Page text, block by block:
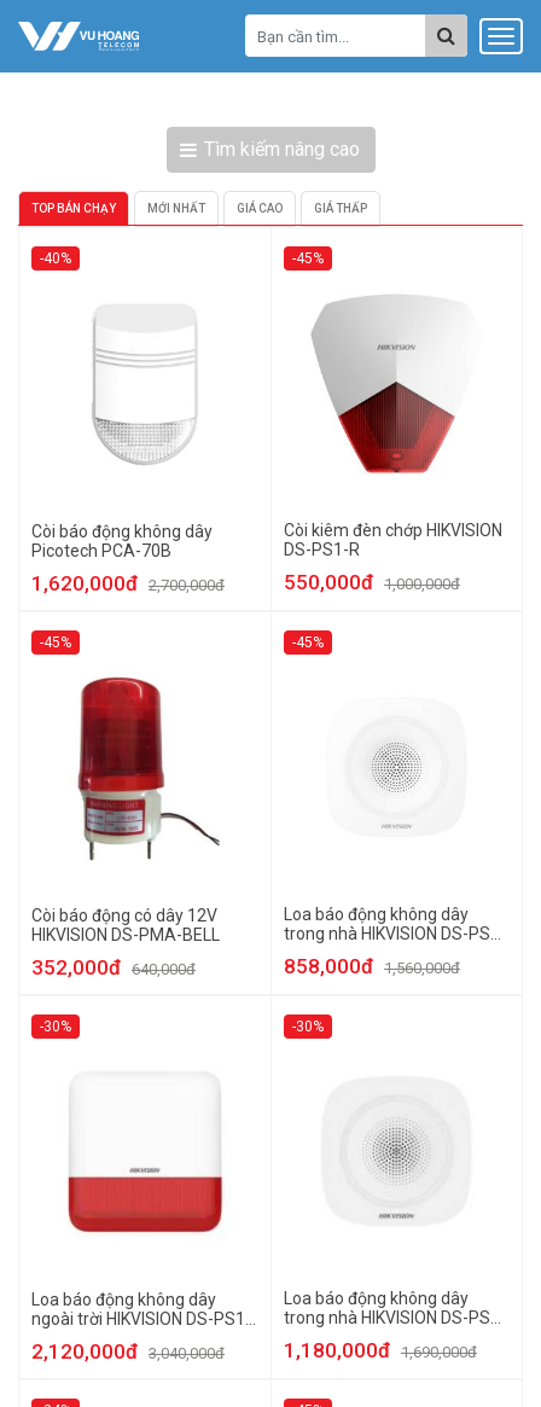
Tìm kiếm nâng cao
TOP BÁN CHẠY MỚI NHẤT GIÁ CAO GIÁ THẤP
-40%
Còi báo động không dây
Picotech PCA-70B
1,620,000đ 2,700,000đ
-45%
Còi kiêm đèn chớp HIKVISION
DS-PS1-R
550,000đ 1,000,000đ
-45%
Còi báo động có dây 12V
HIKVISION DS-PMA-BELL
352,000đ 640,000đ
-45%
Loa báo động không dây
trong nhà HIKVISION DS-PSG-
858,000đ 1,560,000đ
-30%
Loa báo động không dây
ngoài trời HIKVISION DS-PS1-
2,120,000đ 3,040,000đ
-30%
Loa báo động không dây
trong nhà HIKVISION DS-PS1-
1,180,000đ 1,690,000đ